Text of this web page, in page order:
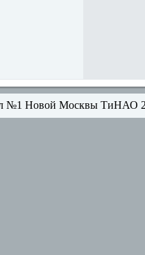
№1 Новой Москвы ТиНАО